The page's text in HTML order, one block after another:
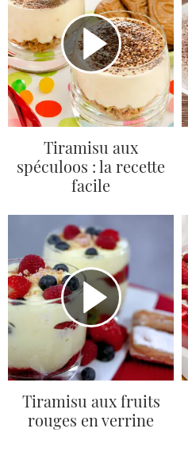
Tiramisu aux
spéculoos : la recette
facile
Tiramisu aux fruits
rouges en verrine